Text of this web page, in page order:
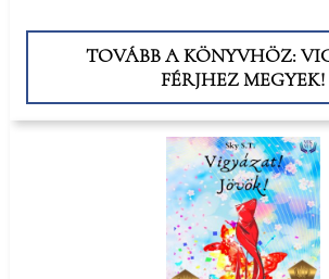
TOVÁBB A KÖNYVHÖZ:
FÉRJHEZ MEGYEK!